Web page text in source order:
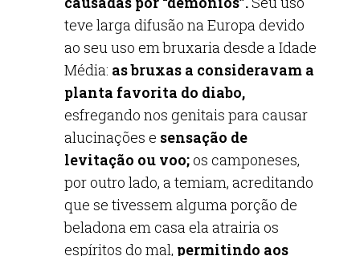
teve larga difusão na Europa devido
ao seu uso em bruxaria desde a Idade
Média: as bruxas a consideravam a
planta favorita do diabo,
esfregando nos genitais para causar
alucinações e sensação de
levitação ou voo; os camponeses,
por outro lado, a temiam, acreditando
que se tivessem alguma porção de
beladona em casa ela atrairia os
espíritos do mal, permitindo aos